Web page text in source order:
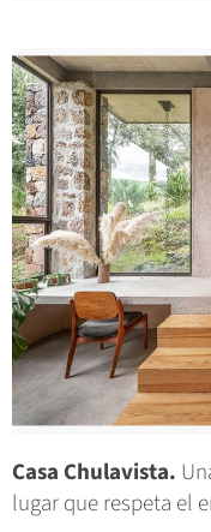
Casa Chulavista.
lugar que respeta el